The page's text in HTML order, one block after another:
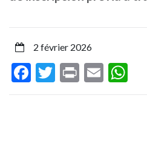
que
presenta
2 février 2026
Facebook
Twitter
PrintEmail